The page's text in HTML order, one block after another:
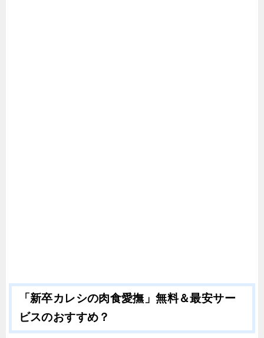
「新卒カレシの肉食愛撫」無料＆最安サー
ビスのおすすめ？